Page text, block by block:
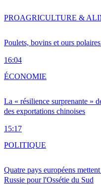
Poulets, bovins et ours
16:04
PROAGRICULTURE &
La « résilience surprenante »
des exportations chinoises
15:17
ÉCONOMIE
Quatre pays européens
Russie pour l'Ossétie du Sud
POLITIQUE